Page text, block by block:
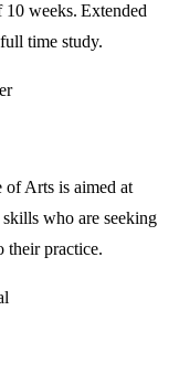
weeks. Extended
time study.
Arts is aimed at
who are seeking
their practice.